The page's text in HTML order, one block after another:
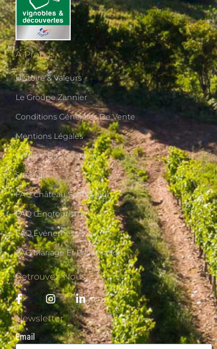
A Propos
Histoire & Valeurs
Le Groupe Zannier
Conditions Générales De Vente
Mentions Légales
Gestion Des Cookies
Sitemap
FAQ Château Saint-Maur
FAQ Œnotourisme
FAQ Événements
FAQ Mariage Et Privatisation
Retrouvez-Nous
Newsletter
Email